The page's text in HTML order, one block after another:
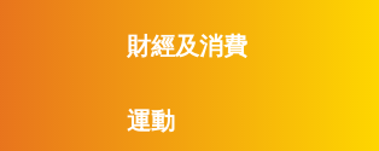
財經及消費
運動